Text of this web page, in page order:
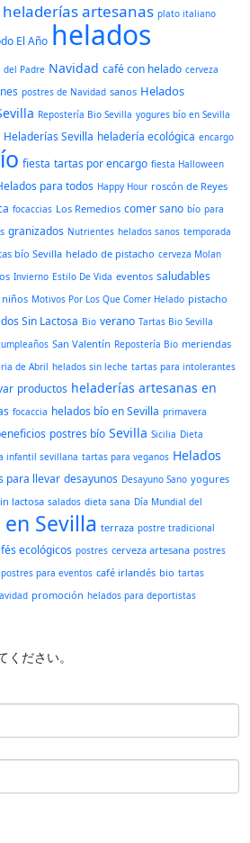
heladerías artesanas plato italiano
El Año helados
del Padre Navidad café con helado cerveza
postres de Navidad sanos Helados
Repostería Bio Sevilla yogures bío en Sevilla
Heladerías Sevilla heladería ecológica encargo
fiesta tartas por encargo fiesta Halloween
para todos Happy Hour roscón de Reyes
focaccias Los Remedios comer sano bío para
granizados Nutrientes helados sanos temporada
bío Sevilla helado de pistacho cerveza Molan
Invierno Estilo De Vida eventos saludables
niños Motivos Por Los Que Comer Helado pistacho
Sin Lactosa Bio verano Tartas Bio Sevilla
San Valentín Repostería Bio meriendas
de Abril helados sin leche tartas para intolerantes
productos heladerías artesanas en
focaccia helados bío en Sevilla primavera
postres bío Sevilla Sicilia Dieta
infantil sevillana tartas para veganos Helados
para llevar desayunos Desayuno Sano yogures
lactosa salados dieta sana Día Mundial del
Sevilla terraza postre tradicional
ecológicos postres cerveza artesana postres
postres para eventos café irlandés bio tartas
promoción helados para deportistas
ださい。